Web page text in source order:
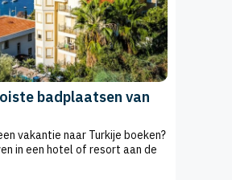
badplaatsen van
vakantie naar Turkije boeken?
in een hotel of resort aan de